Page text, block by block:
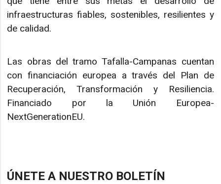
infraestructuras fiables, sostenibles, resilientes y
de calidad.
Las obras del tramo Tafalla-Campanas cuentan
con financiación europea a través del Plan de
Recuperación, Transformación y Resiliencia.
Financiado por la Unión Europea-
NextGenerationEU.
ÚNETE A NUESTRO BOLETÍN